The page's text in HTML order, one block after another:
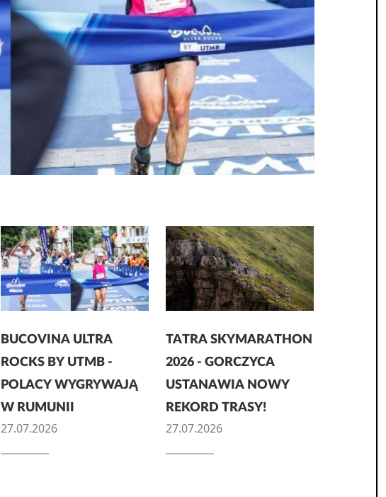
BUCOVINA ULTRA
ROCKS BY UTMB -
POLACY WYGRYWAJĄ
W RUMUNII
27.07.2026
TATRA SKYMARATHON
2026 - GORCZYCA
USTANAWIA NOWY
REKORD TRASY!
27.07.2026